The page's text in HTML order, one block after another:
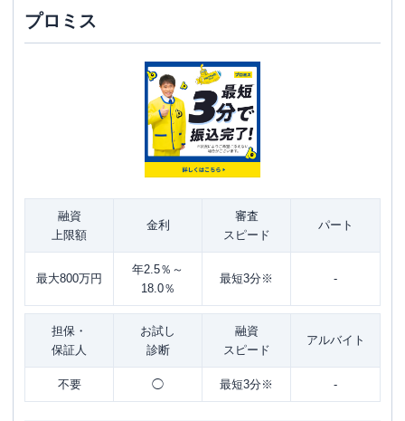
プロミス
融資
上限額
金利
審査
スピード
パート
最大800万円
年2.5％～
18.0％
最短3分※ -
担保・
保証人
お試し
診断
融資
スピード
アルバイト
不要 ◯ 最短3分※ -